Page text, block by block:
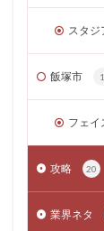
スタ
飯塚市 1
フェイ
攻略 20
業界ネタ